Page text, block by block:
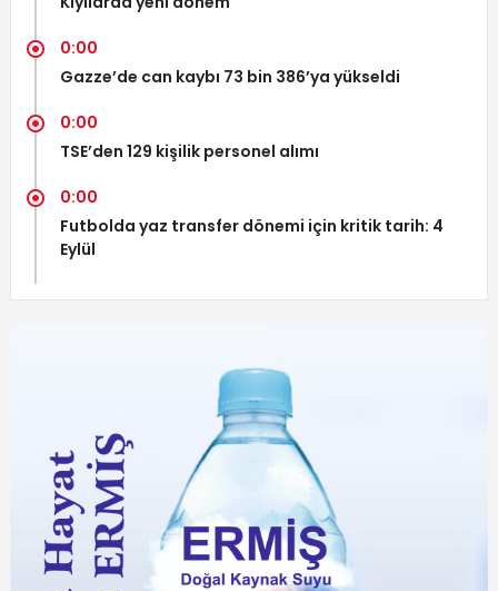
0:00
Gazze’de can kaybı 73 bin 386’ya yükseldi
0:00
TSE’den 129 kişilik personel alımı
0:00
Futbolda yaz transfer dönemi için kritik tarih: 4
Eylül